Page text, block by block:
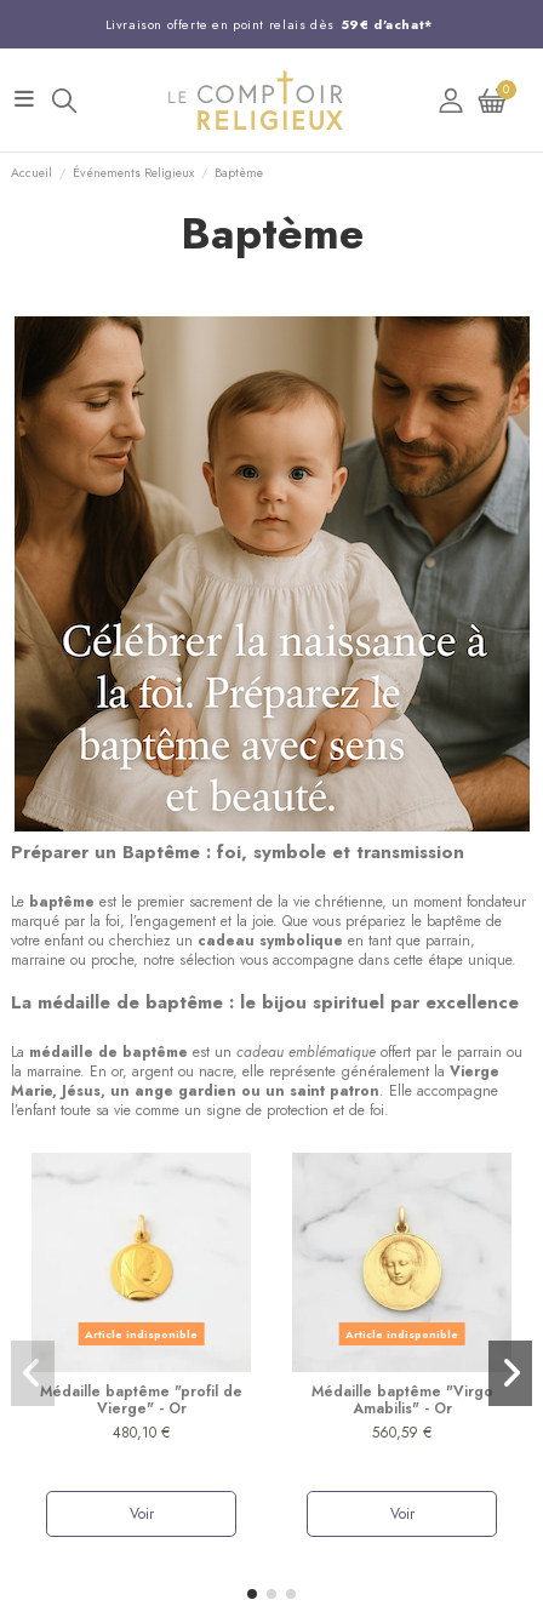
Livraison offerte en point relais dès 59€ d'achat*
Entreprise Française familiale
Support client disponible au 03 20 24 74 15
Commandez avant 14H, expédition le jour même !
0
Accueil Événements Religieux Baptème
Baptème
Préparer un Baptême : foi, symbole et transmission
Le baptême est le premier sacrement de la vie chrétienne, un moment fondateur
marqué par la foi, l’engagement et la joie. Que vous prépariez le baptême de
votre enfant ou cherchiez un cadeau symbolique en tant que parrain,
marraine ou proche, notre sélection vous accompagne dans cette étape unique.
La médaille de baptême : le bijou spirituel par excellence
La médaille de baptême est un cadeau emblématique offert par le parrain ou
la marraine. En or, argent ou nacre, elle représente généralement la Vierge
Marie, Jésus, un ange gardien ou un saint patron. Elle accompagne
l’enfant toute sa vie comme un signe de protection et de foi.
Article indisponible
Médaille baptême "profil de
Vierge" - Or
480,10 €
Voir
Article indisponible
Médaille baptême "Virgo
Amabilis" - Or
560,59 €
Voir